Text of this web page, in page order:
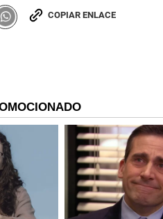
COPIAR ENLACE